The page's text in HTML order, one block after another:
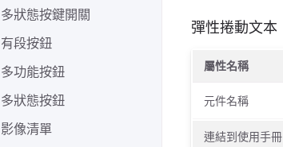
多狀態按鍵開關
有段按鈕
多功能按鈕
多狀態按鈕
影像清單
彈性捲動文本
屬性名稱
元件名稱
連結到使用手冊